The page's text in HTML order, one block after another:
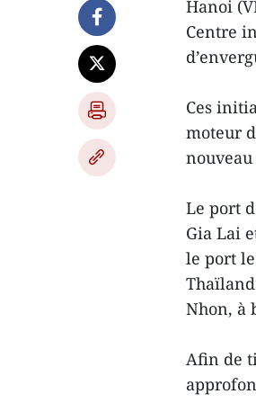
Hanoi
Centre
Ces
moteur
Le port
Gia Lai
le port
Nhon, à
Afin de